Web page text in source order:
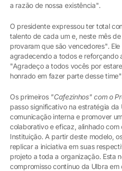
a razão de nossa existência".
O presidente expressou ter total
talento de cada um e, neste mês
provaram que são vencedores".
agradecendo a todos e reforçando
"Agradeço a todos vocês por
honrado em fazer parte desse
Os primeiros "Cafezinhos" com o
passo significativo na estratégia da
comunicação interna e promover
colaborativo e eficaz, alinhado com
Instituição. A partir deste modelo,
replicar a iniciativa em suas
projeto a toda a organização. Esta
compromisso contínuo da Ulbra